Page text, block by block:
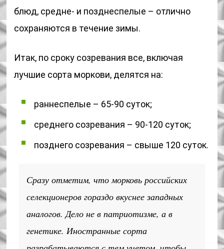
блюд, средне- и позднеспелые – отлично
сохраняются в течение зимы.
Итак, по сроку созревания все, включая
лучшие сорта моркови, делятся на:
раннеспелые – 65-90 суток;
среднего созревания – 90-120 суток;
позднего созревания – свыше 120 суток.
Сразу отметим, что морковь российских
селекционеров гораздо вкуснее западных
аналогов. Дело не в патриотизме, а в
генетике. Иностранные сорта